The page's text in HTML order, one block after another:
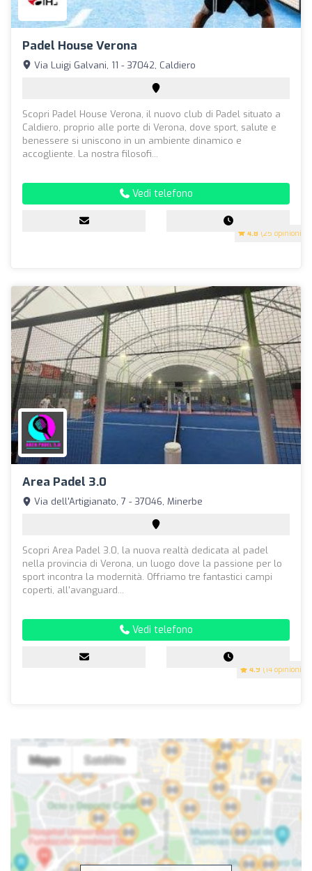
Padel House Verona
4.8 (25 opinioni)
Via Luigi Galvani, 11 - 37042, Caldiero
Scopri Padel House Verona, il nuovo club di Padel situato a
Caldiero, proprio alle porte di Verona, dove sport, salute e
benessere si uniscono in un ambiente dinamico e
accogliente. La nostra filosofi...
Vedi telefono
Area Padel 3.0
4.9 (14 opinioni)
Via dell'Artigianato, 7 - 37046, Minerbe
Scopri Area Padel 3.0, la nuova realtà dedicata al padel
nella provincia di Verona, un luogo dove la passione per lo
sport incontra la modernità. Offriamo tre fantastici campi
coperti, all'avanguard...
Vedi telefono